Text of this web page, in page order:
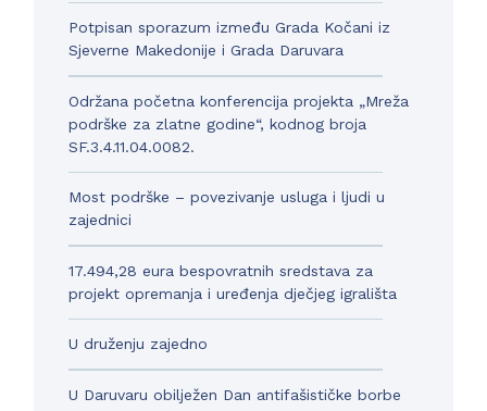
Potpisan sporazum između Grada Kočani iz
Sjeverne Makedonije i Grada Daruvara
Održana početna konferencija projekta „Mreža
podrške za zlatne godine“, kodnog broja
SF.3.4.11.04.0082.
Most podrške – povezivanje usluga i ljudi u
zajednici
17.494,28 eura bespovratnih sredstava za
projekt opremanja i uređenja dječjeg igrališta
U druženju zajedno
U Daruvaru obilježen Dan antifašističke borbe